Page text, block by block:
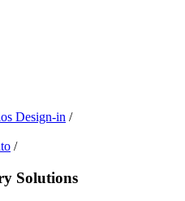
Design-in /
/
Solutions